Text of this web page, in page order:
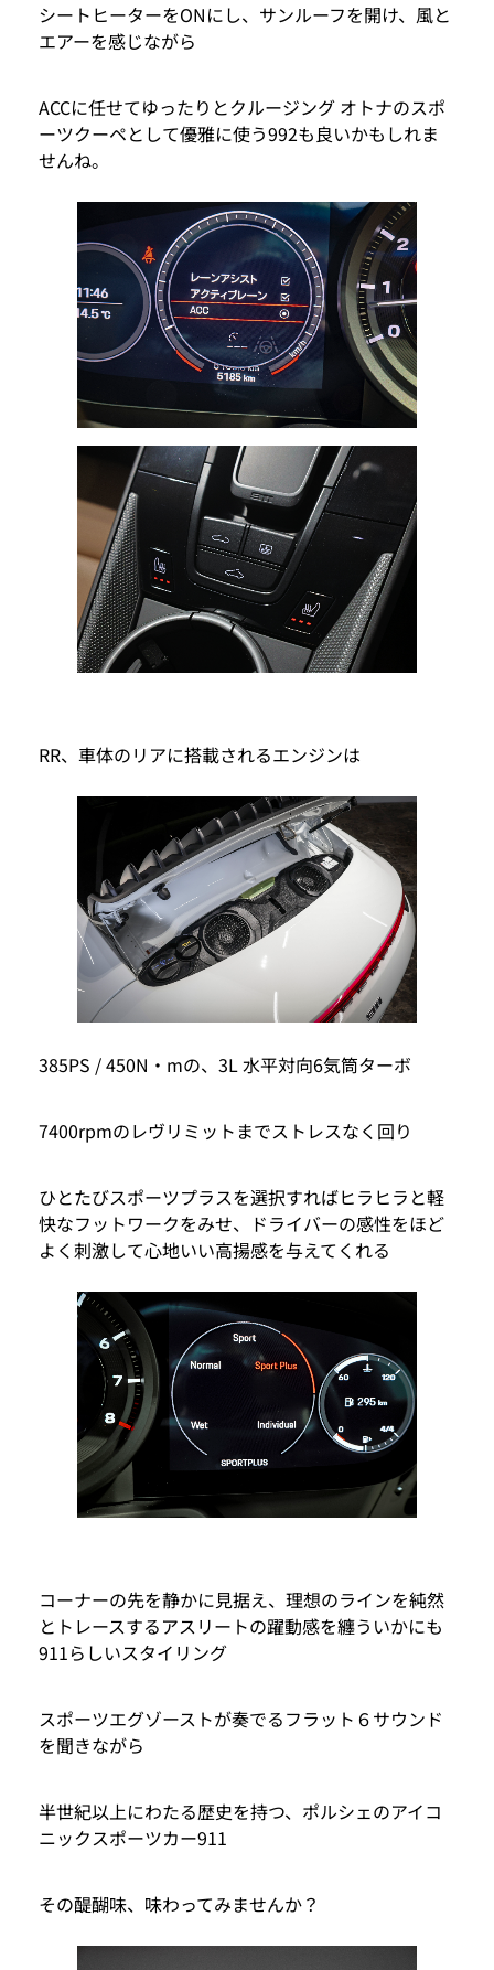
シートヒーターをONにし、サンルーフを開け、風と
エアーを感じながら
ACCに任せてゆったりとクルージング オトナのスポ
ーツクーペとして優雅に使う992も良いかもしれま
せんね。
RR、車体のリアに搭載されるエンジンは
385PS / 450N・mの、3L 水平対向6気筒ターボ
7400rpmのレヴリミットまでストレスなく回り
ひとたびスポーツプラスを選択すればヒラヒラと軽
快なフットワークをみせ、ドライバーの感性をほど
よく刺激して心地いい高揚感を与えてくれる
コーナーの先を静かに見据え、理想のラインを純然
とトレースするアスリートの躍動感を纏ういかにも
911らしいスタイリング
スポーツエグゾーストが奏でるフラット６サウンド
を聞きながら
半世紀以上にわたる歴史を持つ、ポルシェのアイコ
ニックスポーツカー911
その醍醐味、味わってみませんか？